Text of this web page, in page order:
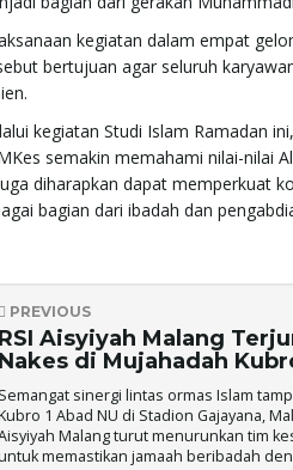
kegiatan dalam empat
bertujuan agar seluruh
kegiatan Studi Islam Ramadan
semakin memahami nilai-nilai
diharapkan dapat memperkuat
bagian dari ibadah dan
PREVIOUS
RSI Aisyiyah Malang
Nakes di Mujahadah
Semangat sinergi lintas ormas Islam
1 Abad NU di Stadion Gajayana,
Malang turut menurunkan tim
memastikan jamaah beribadah